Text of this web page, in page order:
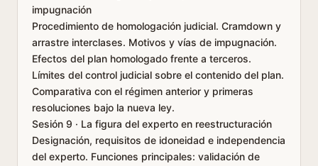
impugnación
Procedimiento de homologación judicial. Cramdown y
arrastre interclases. Motivos y vías de impugnación.
Efectos del plan homologado frente a terceros.
Límites del control judicial sobre el contenido del plan.
Comparativa con el régimen anterior y primeras
resoluciones bajo la nueva ley.
Sesión 9 · La figura del experto en reestructuración
Designación, requisitos de idoneidad e independencia
del experto. Funciones principales: validación de